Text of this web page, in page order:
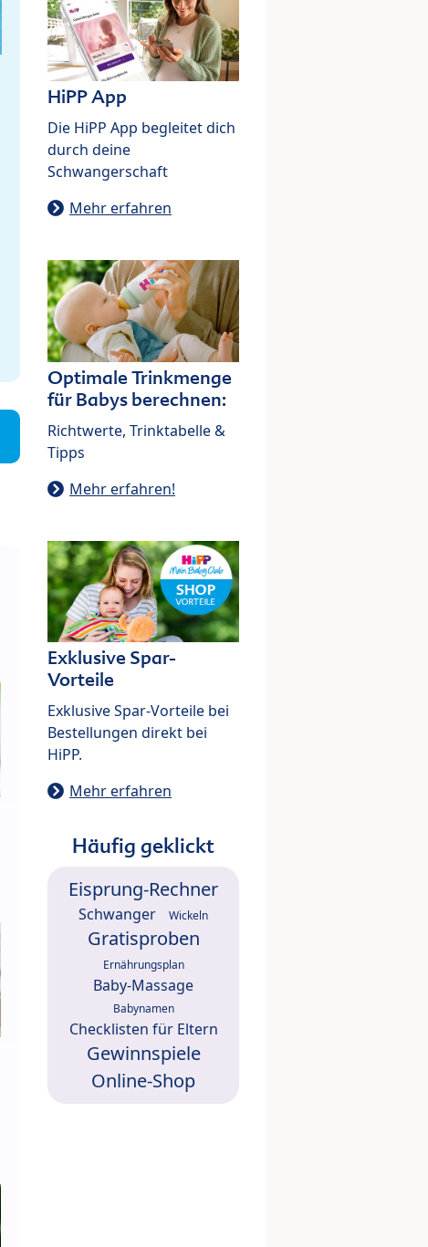
HiPP App
Die HiPP App begleitet dich
durch deine
Schwangerschaft
Mehr erfahren
Optimale Trinkmenge
für Babys berechnen:
Richtwerte, Trinktabelle &
Tipps
Mehr erfahren!
Exklusive Spar-
Vorteile
Exklusive Spar-Vorteile bei
Bestellungen direkt bei
HiPP.
Mehr erfahren
Häufig geklickt
Eisprung-Rechner
Schwanger Wickeln
Gratisproben
Ernährungsplan
Baby-Massage
Babynamen
Checklisten für Eltern
Gewinnspiele
Online-Shop